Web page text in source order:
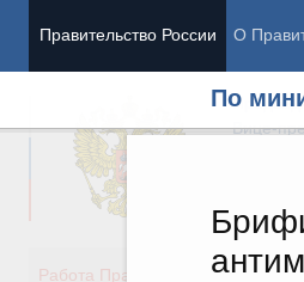
Правительство России О
По
Вице-
Работа Правительства